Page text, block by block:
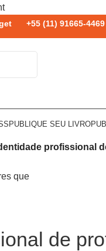
+55 (11) 91665-
PUBLIQUE SEU LIVRO
profissional
de